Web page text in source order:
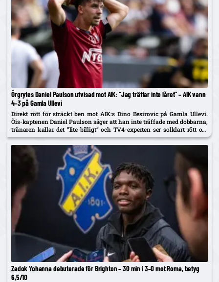
Örgrytes Daniel Paulson utvisad mot AIK: ”Jag träffar inte låret” – AIK vann
4–3 på Gamla Ullevi
Direkt rött för sträckt ben mot AIK:s Dino Besirovic på Gamla Ullevi.
Öis-kaptenen Daniel Paulson säger att han inte träffade med dobbarna,
tränaren kallar det ”lite billigt” och TV4-experten ser solklart rött om
det var träff.
Zadok Yohanna debuterade för Brighton – 30 min i 3–0 mot Roma, betyg
6,5/10